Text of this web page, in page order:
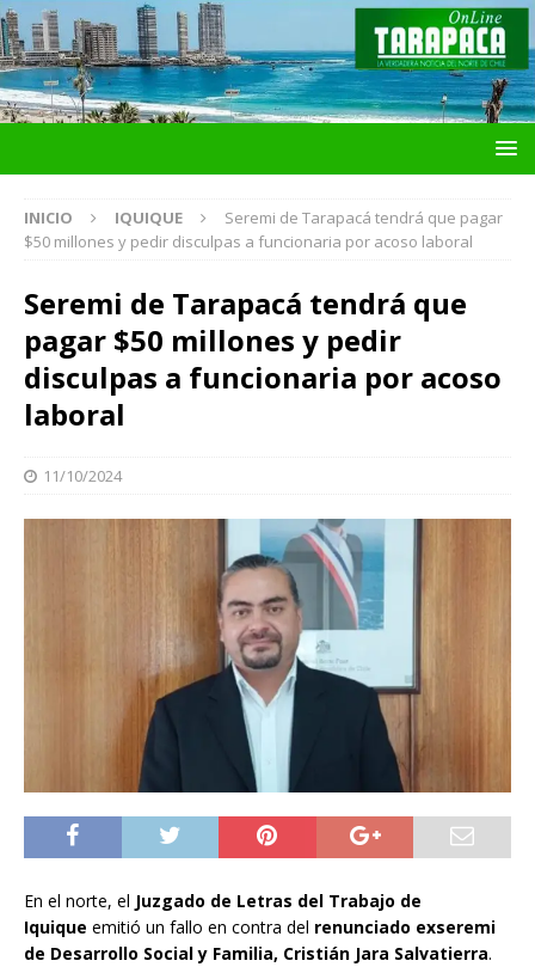
INICIO IQUIQUE
Seremi de Tarapacá tendrá que pagar
$50 millones y pedir disculpas a funcionaria por acoso laboral
Seremi de Tarapacá tendrá que
pagar $50 millones y pedir
disculpas a funcionaria por acoso
laboral
11/10/2024
En el norte, el Juzgado de Letras del Trabajo de
Iquique emitió un fallo en contra del renunciado exseremi
de Desarrollo Social y Familia, Cristián Jara Salvatierra.